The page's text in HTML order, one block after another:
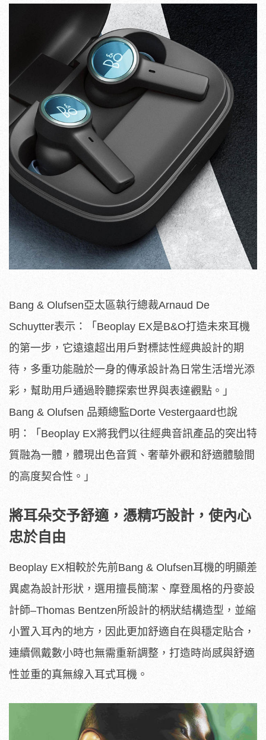
Bang & Olufsen亞太區執行總裁Arnaud De
Schuytter表示：「Beoplay EX是B&O打造未來耳機
的第一步，它遠遠超出用戶對標誌性經典設計的期
待，多重功能融於一身的傳承設計為日常生活增光添
彩，幫助用戶通過聆聽探索世界與表達觀點。」
Bang & Olufsen 品類總監Dorte Vestergaard也說
明：「Beoplay EX將我們以往經典音訊產品的突出特
質融為一體，體現出色音質、奢華外觀和舒適體驗間
的高度契合性。」
將耳朵交予舒適，憑精巧設計，使內心
忠於自由
Beoplay EX相較於先前Bang & Olufsen耳機的明顯差
異處為設計形狀，選用擅長簡潔、摩登風格的丹麥設
計師–Thomas Bentzen所設計的柄狀結構造型，並縮
小置入耳內的地方，因此更加舒適自在與穩定貼合，
連續佩戴數小時也無需重新調整，打造時尚感與舒適
性並重的真無線入耳式耳機。